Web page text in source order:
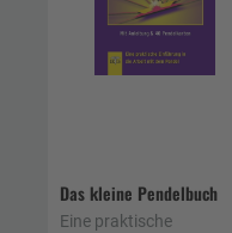
Das kleine Pendelbuch
Eine praktische